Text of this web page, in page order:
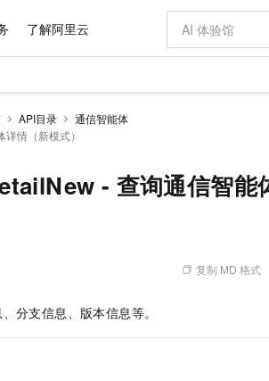
了解阿里云
API目录
通信智能体
情（新模式）
- 查询通信智能
复制 MD 格式
分支信息、版本信息等。
网站
储 OSS 云数据库
面向真实软件
AI翻译排版一步到位
：长任务时代开源旗舰模型
Code + GStack 打造工程团队
GStack，拥有专属 AI 工程团队
即刻拥有
普惠权益
OPC 创新助力计划
Max 首发尝鲜，限时加量 10 倍，夜间低至2折
公，限时限量积分加倍
作搭子，覆盖日常办公高频场景
AI 场景体
AI 电商营销
图文、视频一
算器
配和估算价格
势
配置报价
API 基础软件
宝塔 Linux
CentOS
JAVA
品伙伴
集成认证中心
产品伙伴
云存储合作计
云网络合作
值服务
持计划
阿里云认证
全部认证
训练营
践
晚
市场活动
云栖大会
魔搭